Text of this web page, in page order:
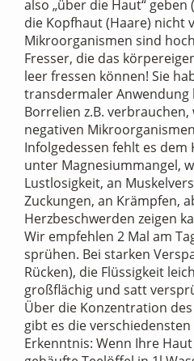
also „über die Haut“ geben
die Kopfhaut (Haare) nicht
Mikroorganismen sind
Fresser, die das
leer fressen können! Sie
transdermaler Anwendung
Borrelien z.B.
negativen
Infolgedessen fehlt es
unter Magnesiummangel,
Lustlosigkeit, an
Zuckungen, an Krämpfen,
Herzbeschwerden zeigen
Wir empfehlen 2 Mal am
sprühen. Bei starken
Rücken), die Flüssigkeit
großflächig und satt
Über die Konzentration
gibt es die
Erkenntnis: Wenn Ihre